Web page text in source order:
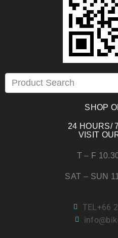
SHOP
24 HOURS/
VISIT
T – F
SAT – SUN
TEL+66